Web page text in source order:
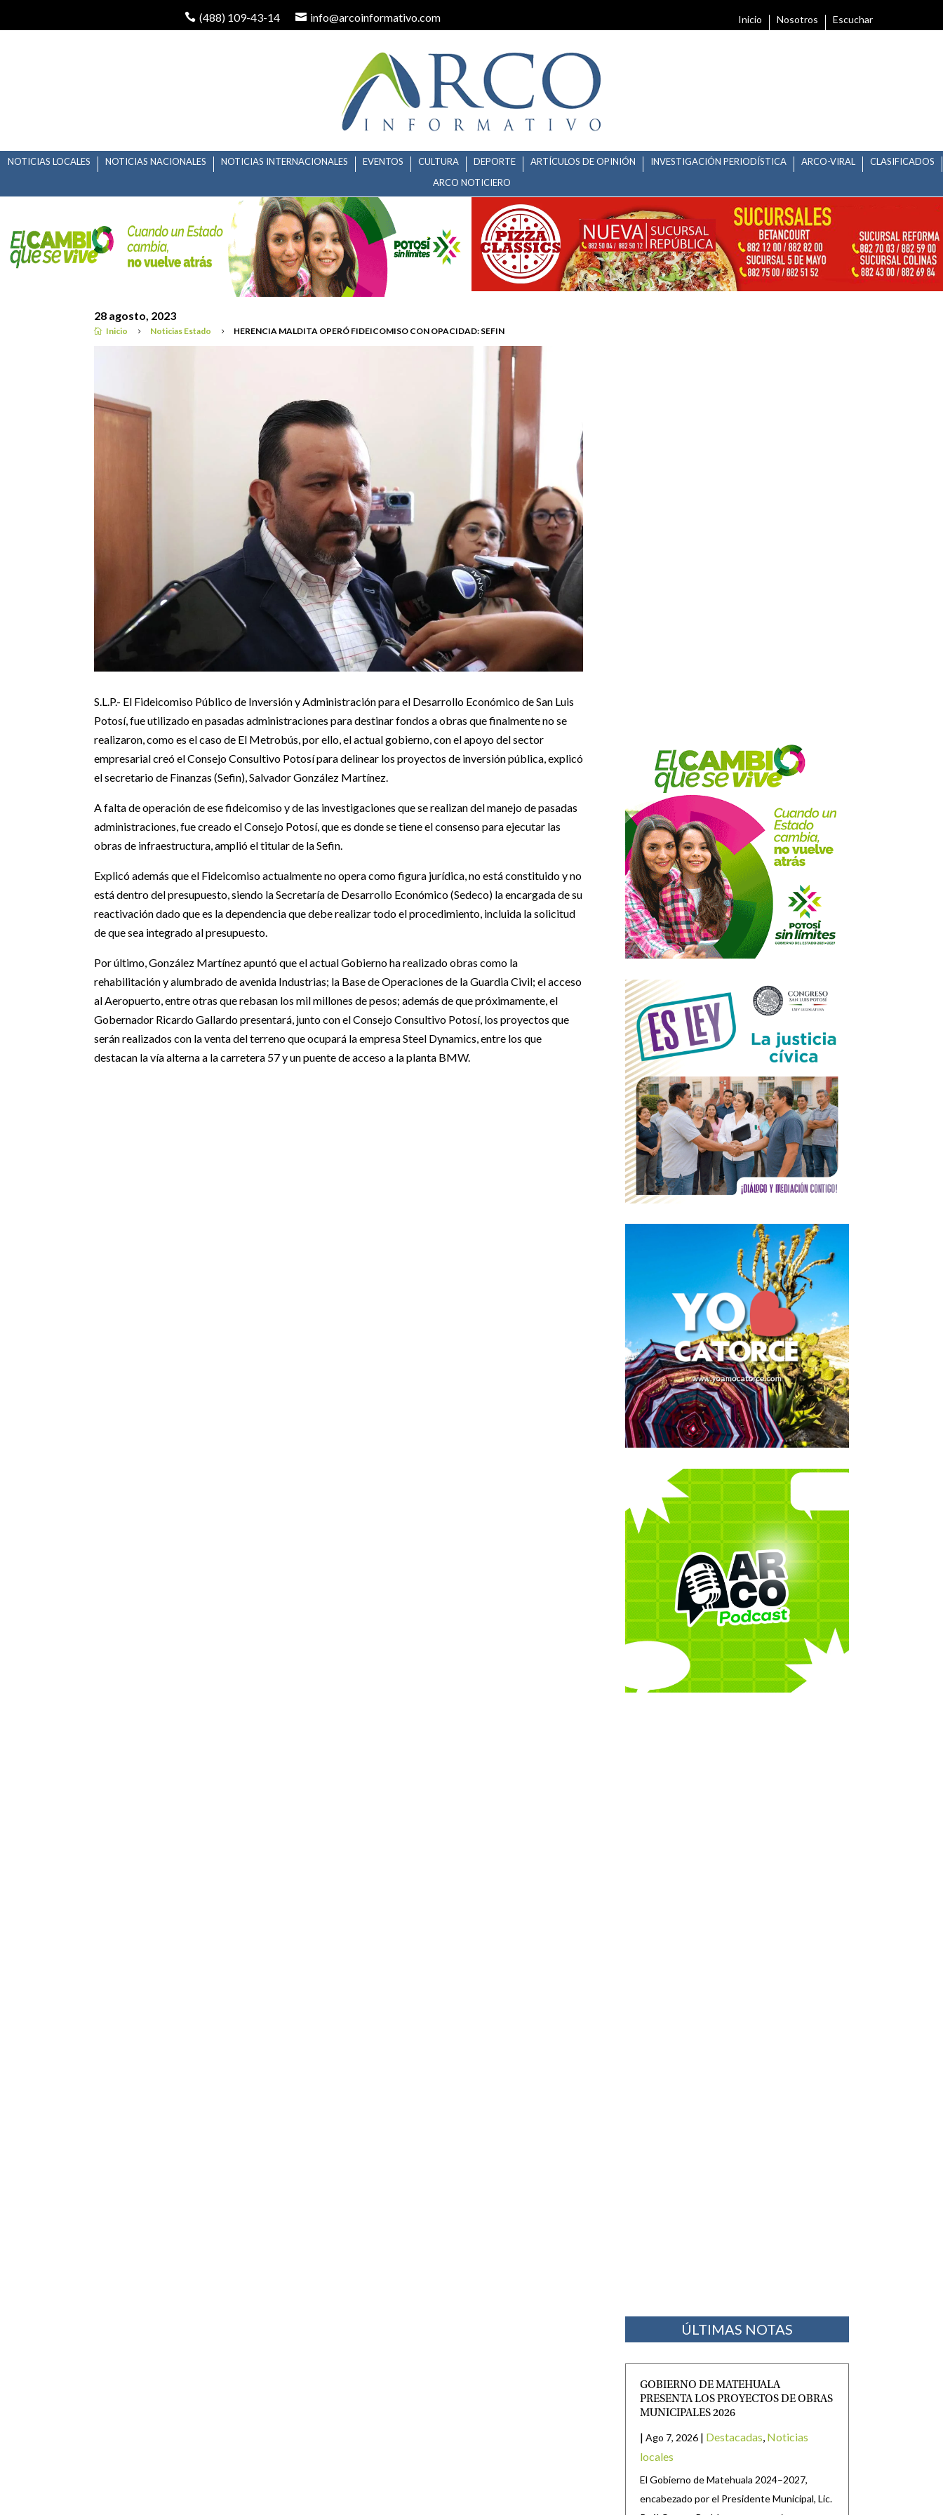
(488) 109-43-14 info@arcoinformativo.com Inicio Nosotros Escuchar
NOTICIAS LOCALES NOTICIAS NACIONALES NOTICIAS INTERNACIONALES EVENTOS CULTURA DEPORTE ARTÍCULOS DE OPINIÓN INVESTIGACIÓN PERIODÍSTICA ARCO-VIRAL
CLASIFICADOS
ARCO NOTICIERO
 Inicio 5 Noticias Estado 5 HERENCIA MALDITA OPERÓ FIDEICOMISO CON OPACIDAD: SEFIN
HERENCIA MALDITA OPERÓ FIDEICOMISO CON OPACIDAD: SEFIN
28 agosto, 2023
S.L.P.- El Fideicomiso Público de Inversión y Administración para el Desarrollo Económico de San Luis
Potosí, fue utilizado en pasadas administraciones para destinar fondos a obras que finalmente no se
realizaron, como es el caso de El Metrobús, por ello, el actual gobierno, con el apoyo del sector
empresarial creó el Consejo Consultivo Potosí para delinear los proyectos de inversión pública, explicó
el secretario de Finanzas (Sefin), Salvador González Martínez.
A falta de operación de ese fideicomiso y de las investigaciones que se realizan del manejo de pasadas
administraciones, fue creado el Consejo Potosí, que es donde se tiene el consenso para ejecutar las
obras de infraestructura, amplió el titular de la Sefin.
Explicó además que el Fideicomiso actualmente no opera como figura jurídica, no está constituido y no
está dentro del presupuesto, siendo la Secretaría de Desarrollo Económico (Sedeco) la encargada de su
reactivación dado que es la dependencia que debe realizar todo el procedimiento, incluida la solicitud
de que sea integrado al presupuesto.
Por último, González Martínez apuntó que el actual Gobierno ha realizado obras como la
rehabilitación y alumbrado de avenida Industrias; la Base de Operaciones de la Guardia Civil; el acceso
al Aeropuerto, entre otras que rebasan los mil millones de pesos; además de que próximamente, el
Gobernador Ricardo Gallardo presentará, junto con el Consejo Consultivo Potosí, los proyectos que
serán realizados con la venta del terreno que ocupará la empresa Steel Dynamics, entre los que
destacan la vía alterna a la carretera 57 y un puente de acceso a la planta BMW.
ÚLTIMAS NOTAS
GOBIERNO DE MATEHUALA
PRESENTA LOS PROYECTOS DE OBRAS
MUNICIPALES 2026
| Ago 7, 2026 | Destacadas Noticias
locales
El Gobierno de Matehuala 2024–2027,
encabezado por el Presidente Municipal, Lic.